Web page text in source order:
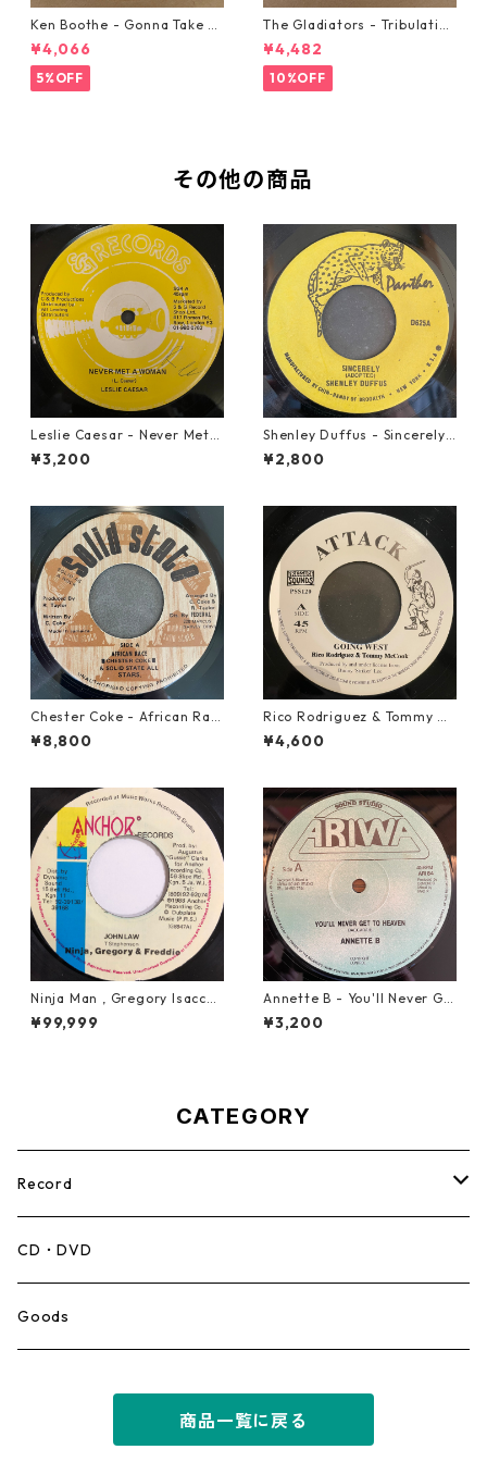
Ken Boothe - Gonna Take A
Miracle【7-21362】
¥4,066
5%OFF
The Gladiators - Tribulation
【7-21365】
¥4,482
10%OFF
その他の商品
Leslie Caesar - Never Met A
Woman【12-50067】
¥3,200
Shenley Duffus - Sincerely
【7-22021】
¥2,800
Chester Coke - African Rac
e【7-21819】
¥8,800
Rico Rodriguez & Tommy Mc
Cook - Going West【7-2198
3】
¥4,600
Ninja Man , Gregory Isaccs
& Freddie Mcgregor - John
Low【7-20010】
¥99,999
Annette B - You'll Never Ge
t To Heaven【12-50058】
¥3,200
CATEGORY
Record
Mento,Calypso,Ballad
Ska
CD・DVD
Goods
商品一覧に戻る